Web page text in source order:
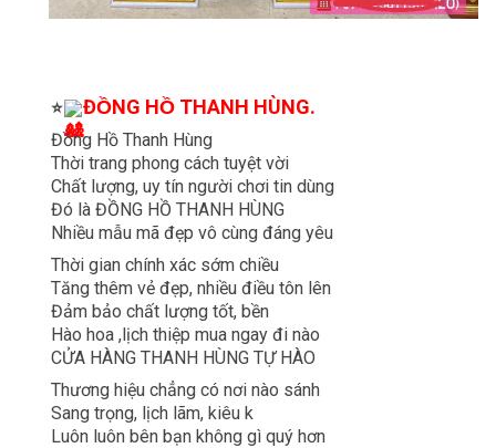
⭐ ĐỒNG HỒ THANH HÙNG.
Đồng Hồ Thanh Hùng
Thời trang phong cách tuyệt vời
Chất lượng, uy tín người chơi tin dùng
Đó là ĐỒNG HỒ THANH HÙNG
Nhiều mẫu mã đẹp vô cùng đáng yêu
Thời gian chính xác sớm chiều
Tăng thêm vẻ đẹp, nhiều điều tôn lên
Đảm bảo chất lượng tốt, bền
Hào hoa ,lịch thiệp mua ngay đi nào
CỬA HÀNG THANH HÙNG TỰ HÀO
Thương hiệu chẳng có nơi nào sánh
Sang trọng, lịch lãm, kiêu k
Luôn luôn bên bạn không gì quý hơn